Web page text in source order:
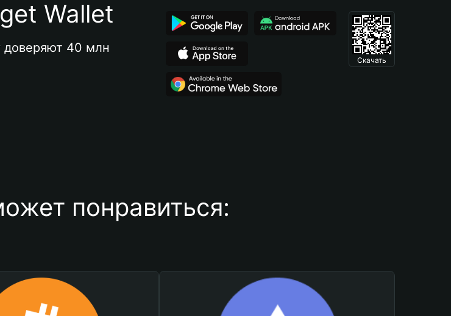
Wallet
доверяют 40 млн
Скачать
понравиться: